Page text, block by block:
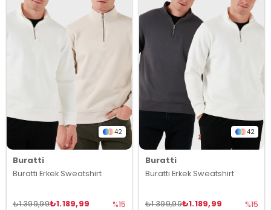
42
Buratti
Buratti Erkek Sweatshirt
₺1.189,99
₺1.399,99 %15
42
Buratti
Buratti Erkek Sweatshirt
₺1.189,99
₺1.399,99 %15